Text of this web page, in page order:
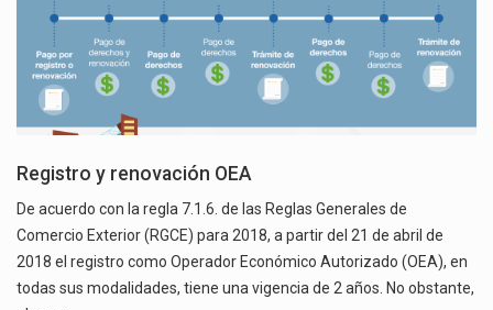
Registro y renovación OEA
De acuerdo con la regla 7.1.6. de las Reglas Generales de
Comercio Exterior (RGCE) para 2018, a partir del 21 de abril de
2018 el registro como Operador Económico Autorizado (OEA), en
todas sus modalidades, tiene una vigencia de 2 años. No obstante,